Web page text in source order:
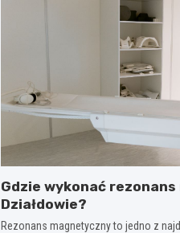
Gdzie wykonać
Działdowie?
Rezonans magnetyczny to jedno z